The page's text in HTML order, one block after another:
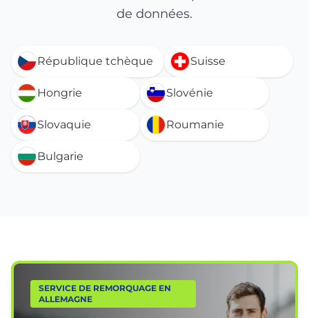
de données.
République tchèque Suisse
Hongrie Slovénie
Slovaquie Roumanie
Bulgarie
SERVICE DE REMORQUAGE EN
ALLEMAGNE